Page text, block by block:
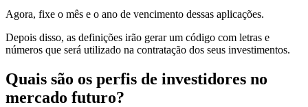
Agora, fixe o mês e o ano de vencimento dessas aplicações.
Depois disso, as definições irão gerar um código com letras e
números que será utilizado na contratação dos seus investimentos.
Quais são os perfis de investidores no
mercado futuro?